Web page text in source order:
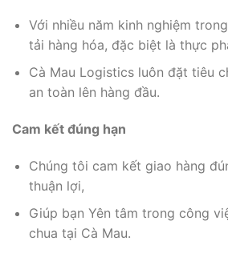
Với nhiều năm kinh nghiệm
tải hàng hóa, đặc biệt là thực
Cà Mau Logistics luôn đặt tiêu
an toàn lên hàng đầu.
Cam kết đúng hạn
Chúng tôi cam kết giao hàng
thuận lợi,
Giúp bạn Yên tâm trong công
chua tại Cà Mau.